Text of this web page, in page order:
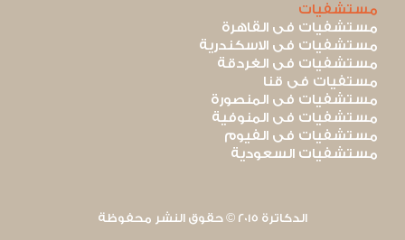
مستشفيات
مستشفيات فى القاهرة
مستشفيات فى الاسكندرية
مستشفيات فى الغردقة
مستفيات فى قنا
مستشفيات فى المنصورة
مستشفيات فى المنوفية
مستشفيات فى الفيوم
مستشفيات السعودية
الدكاترة 2015 © حقوق النشر محفوظة